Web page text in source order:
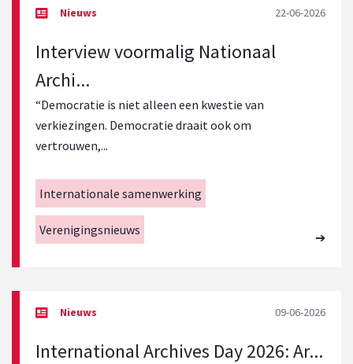
22-06-2026
Interview voormalig Nationaal
Archi...
“Democratie is niet alleen een kwestie van
verkiezingen. Democratie draait ook om
vertrouwen,...
Internationale samenwerking
Verenigingsnieuws
09-06-2026
International Archives Day 2026: Ar...